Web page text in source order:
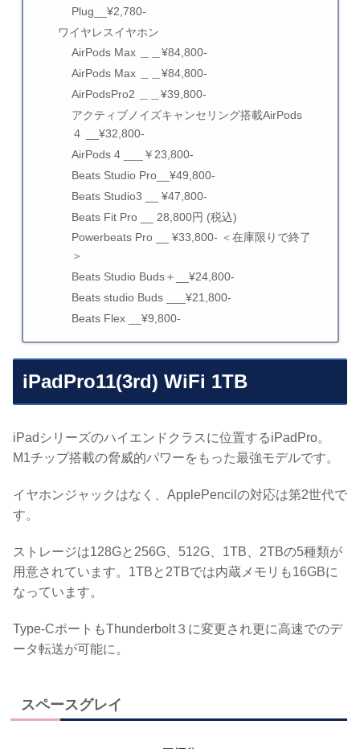
Plug__¥2,780-
ワイヤレスイヤホン
AirPods Max ＿＿¥84,800-
AirPods Max ＿＿¥84,800-
AirPodsPro2 ＿＿¥39,800-
アクティブノイズキャンセリング搭載AirPods
４ __¥32,800-
AirPods 4 ___￥23,800-
Beats Studio Pro__¥49,800-
Beats Studio3 __ ¥47,800-
Beats Fit Pro __ 28,800円 (税込)
Powerbeats Pro __ ¥33,800- ＜在庫限りで終了
＞
Beats Studio Buds＋__¥24,800-
Beats studio Buds ___¥21,800-
Beats Flex __¥9,800-
iPadPro11(3rd) WiFi 1TB
iPadシリーズのハイエンドクラスに位置するiPadPro。
M1チップ搭載の脅威的パワーをもった最強モデルです。
イヤホンジャックはなく、ApplePencilの対応は第2世代で
す。
ストレージは128Gと256G、512G、1TB、2TBの5種類が
用意されています。1TBと2TBでは内蔵メモリも16GBに
なっています。
Type-CポートもThunderbolt３に変更され更に高速でのデ
ータ転送が可能に。
スペースグレイ